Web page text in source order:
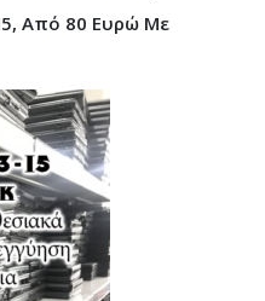
Από 80 Ευρώ Με